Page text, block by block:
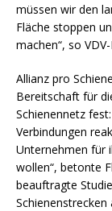
müssen wir den
Fläche stoppen
machen“, so
Allianz pro
Bereitschaft für
Schienennetz
Verbindungen
Unternehmen für
wollen“, betonte
beauftragte